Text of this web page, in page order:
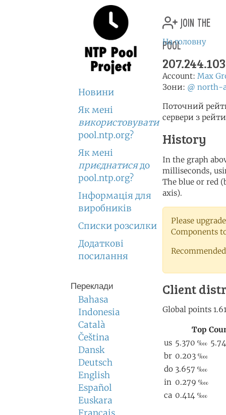
Новини
Як мені
використовувати
pool.ntp.org?
Як мені
приєднатисядо
pool.ntp.org?
Інформація для
виробників
Списки розсилки
Додаткові
посилання
Переклади
Bahasa
Indonesia
Català
Čeština
Dansk
Deutsch
English
Español
Euskara
join the
pool
На головну
Account: Max
Зони: @ north-
Поточний
сервери з
History
In the graph
milliseconds,
The blue or red
axis).
Please
Components
Client